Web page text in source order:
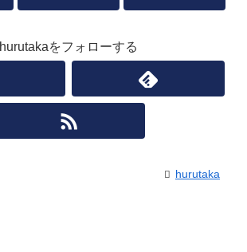
hurutakaをフォローする
hurutaka